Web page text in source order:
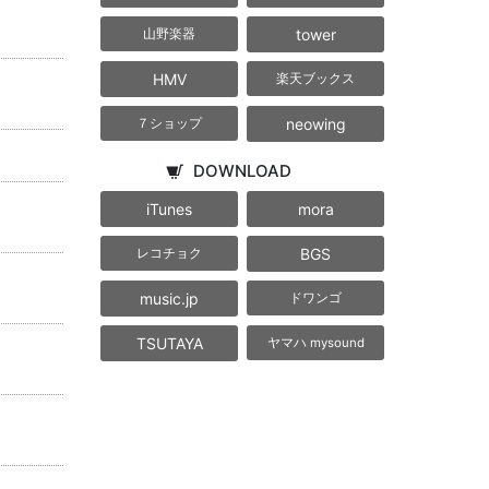
山野楽器 tower
HMV 楽天ブックス
７ショップ neowing
DOWNLOAD
iTunes mora
レコチョク BGS
music.jp ドワンゴ
TSUTAYA ヤマハ mysound